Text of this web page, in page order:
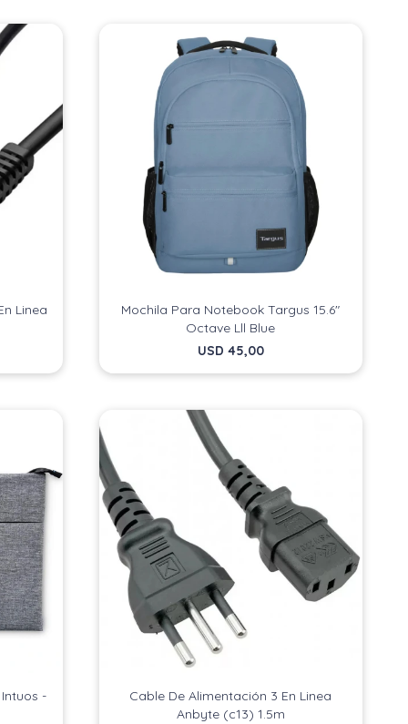
Linea
Mochila Para Notebook Targus 15.6"
Octave Lll Blue
USD 45,00
-
Cable De Alimentación 3 En Linea
Anbyte (c13) 1.5m